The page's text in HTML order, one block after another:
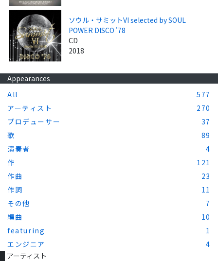
ソウル・サミットVI selected by SOUL
POWER DISCO '78
CD
2018
Appearances
All
577
アーティスト
270
プロデューサー
37
歌
89
演奏者
4
作
121
作曲
23
作詞
11
その他
7
編曲
10
featuring
1
エンジニア
4
アーティスト